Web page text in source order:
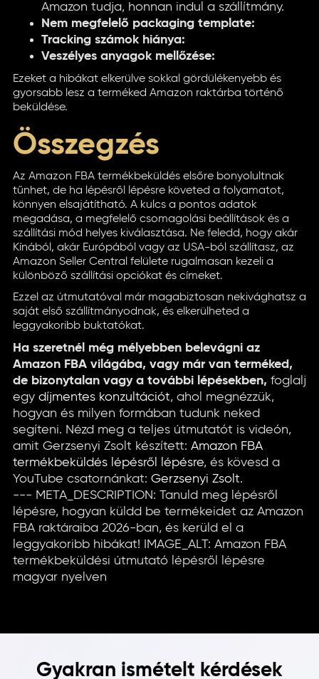
Amazon tudja, honnan indul a szállítmány.
Nem megfelelő packaging template:
Tracking számok hiánya:
Veszélyes anyagok mellőzése:
Ezeket a hibákat elkerülve sokkal gördülékenyebb és
gyorsabb lesz a terméked Amazon raktárba történő
beküldése.
Összegzés
Az Amazon FBA termékbeküldés elsőre bonyolultnak
tűnhet, de ha lépésről lépésre követed a folyamatot,
könnyen elsajátítható. A kulcs a pontos adatok
megadása, a megfelelő csomagolási beállítások és a
szállítási mód helyes kiválasztása. Ne feledd, hogy akár
Kínából, akár Európából vagy az USA-ból szállítasz, az
Amazon Seller Central felülete rugalmasan kezeli a
különböző szállítási opciókat és címeket.
Ezzel az útmutatóval már magabiztosan nekivághatsz a
saját első szállítmányodnak, és elkerülheted a
leggyakoribb buktatókat.
Ha szeretnél még mélyebben belevágni az
Amazon FBA világába, vagy már van terméked,
de bizonytalan vagy a további lépésekben, foglalj
egy díjmentes konzultációt, ahol megnézzük,
hogyan és milyen formában tudunk neked
segíteni. Nézd meg a teljes útmutatót is videón,
amit Gerzsenyi Zsolt készített: Amazon FBA
termékbeküldés lépésről lépésre, és kövesd a
YouTube csatornánkat: Gerzsenyi Zsolt.
--- META_DESCRIPTION: Tanuld meg lépésről
lépésre, hogyan küldd be termékeidet az Amazon
FBA raktáraiba 2026-ban, és kerüld el a
leggyakoribb hibákat! IMAGE_ALT: Amazon FBA
termékbeküldési útmutató lépésről lépésre
magyar nyelven
Gyakran ismételt kérdések